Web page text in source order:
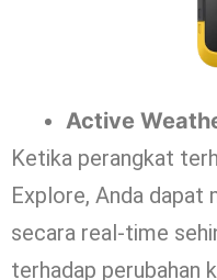
Active
Ketika perangkat
Explore, Anda dapat
secara real-time
terhadap perubahan